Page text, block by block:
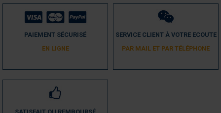
Utile(0) Signaler
bien
PAIEMENT SÉCURISÉ
EN LIGNE
SERVICE CLIENT À VOTRE ECOUTE
PAR MAIL ET PAR TÉLÉPHONE